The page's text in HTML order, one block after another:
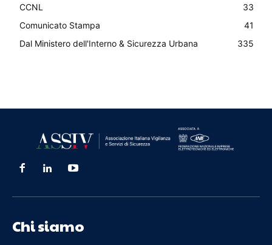
CCNL
33
Comunicato Stampa
41
Dal Ministero dell'Interno & Sicurezza Urbana
335
Chi siamo